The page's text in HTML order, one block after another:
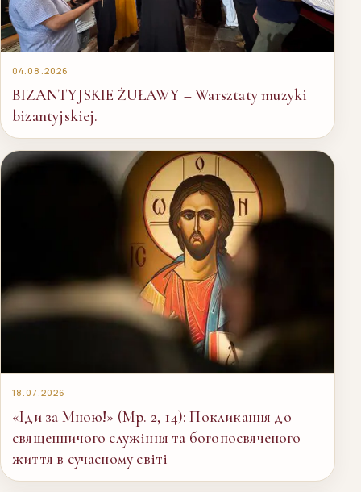
04.08.2026
BIZANTYJSKIE ŻUŁAWY – Warsztaty muzyki
bizantyjskiej.
18.07.2026
«Іди за Мною!» (Мр. 2, 14): Покликання до
священничого служіння та богопосвяченого
життя в сучасному світі